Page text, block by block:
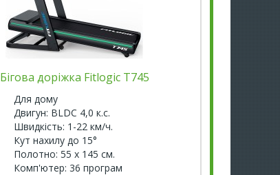
Бігова доріжка Fitlogic T745
Для дому
Двигун: BLDC 4,0 к.с.
Швидкість: 1-22 км/ч.
Кут нахилу до 15°
Полотно: 55 х 145 см.
Комп'ютер: 36 програм